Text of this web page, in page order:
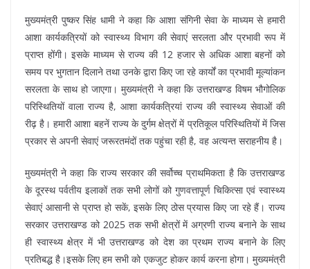
मुख्यमंत्री पुष्कर सिंह धामी ने कहा कि आशा संगिनी सेवा के माध्यम से हमारी
आशा कार्यकत्रियों को स्वास्थ्य विभाग की सेवाएं सरलता और प्रभावी रूप में
प्राप्त होंगी। इसके माध्यम से राज्य की 12 हजार से अधिक आशा बहनों को
समय पर भुगतान दिलाने तथा उनके द्वारा किए जा रहे कार्यों का प्रभावी मूल्यांकन
सरलता के साथ हो जाएगा। मुख्यमंत्री ने कहा कि उत्तराखण्ड विषम भौगोलिक
परिस्थितियों वाला राज्य है, आशा कार्यकत्रियां राज्य की स्वास्थ्य सेवाओं की
रीढ़ है। हमारी आशा बहनें राज्य के दुर्गम क्षेत्रों में प्रतिकूल परिस्थितियों में जिस
प्रकार से अपनी सेवाएं जरूरतमंदों तक पहुंचा रही है, वह अत्यन्त सराहनीय है।
मुख्यमंत्री ने कहा कि राज्य सरकार की सर्वोच्च प्राथमिकता है कि उत्तराखण्ड
के दूरस्थ पर्वतीय इलाकों तक सभी लोगों को गुणवत्तापूर्ण चिकित्सा एवं स्वास्थ्य
सेवाएं आसानी से प्राप्त हो सकें, इसके लिए ठोस प्रयास किए जा रहे हैं। राज्य
सरकार उत्तराखण्ड को 2025 तक सभी क्षेत्रों में अग्रणी राज्य बनाने के साथ
ही स्वास्थ्य क्षेत्र में भी उत्तराखण्ड को देश का प्रथम राज्य बनाने के लिए
प्रतिबद्ध है।इसके लिए हम सभी को एकजुट होकर कार्य करना होगा। मुख्यमंत्री